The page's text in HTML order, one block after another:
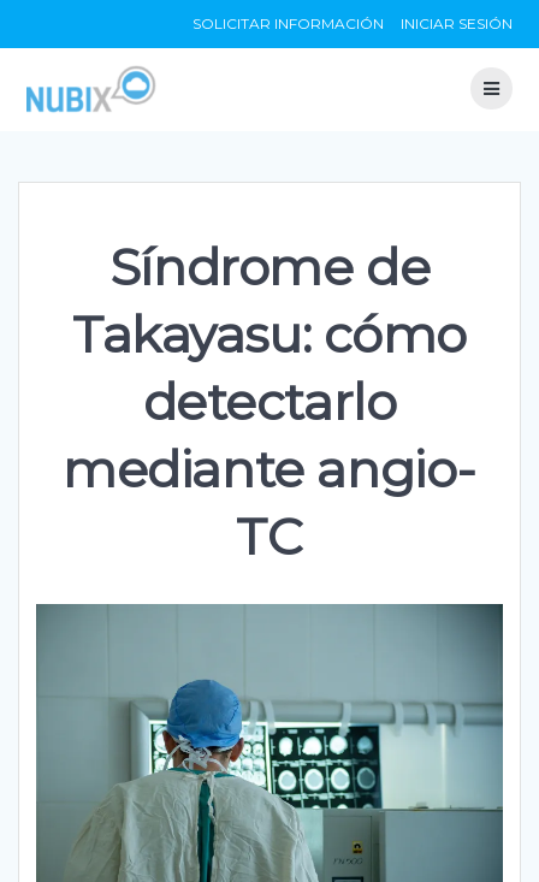
to
SOLICITAR INFORMACIÓN INICIAR SESIÓN
Síndrome de
Takayasu: cómo
detectarlo
mediante angio-
TC